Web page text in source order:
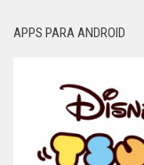
APPS PARA ANDROID